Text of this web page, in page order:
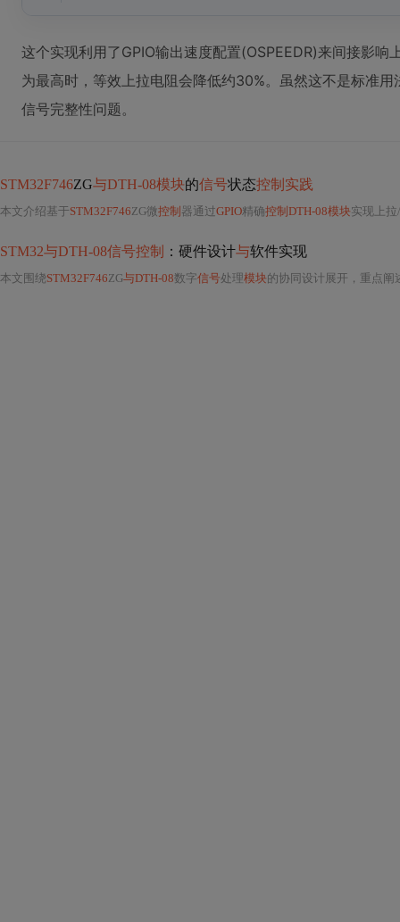
这个实现利用了GPIO输出速度配置(OSPEEDR)来间接影
为最高时，等效上拉电阻会降低约30%。虽然这不是标准
信号完整性问题。
STM32F746ZG与DTH-08模块的信号状态控制实践
本文介绍基于STM32F746ZG微控制 器通过GPIO精确控制DTH-08模块实现上
STM32与DTH-08信号控制 ：硬件设计与软件实现
本文围绕STM32F746ZG与DTH-08数字信号处理模块的协同设计展开，重点阐